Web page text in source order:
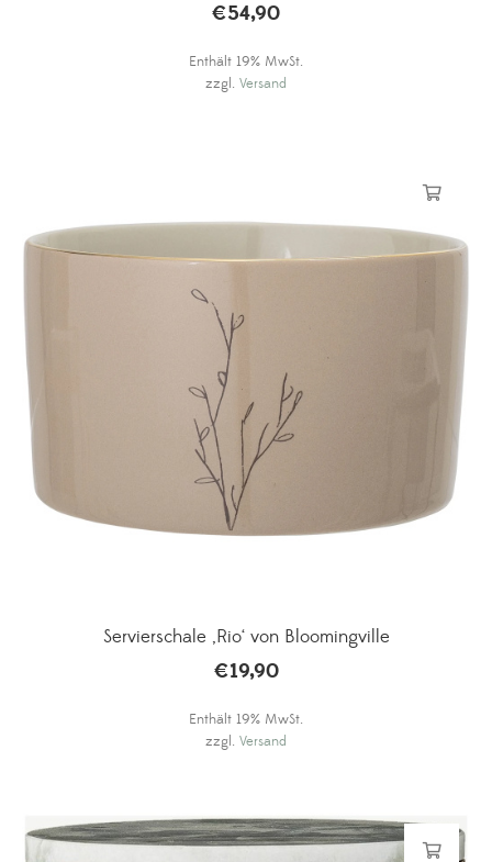
€54,90
Enthält 19% MwSt.
zzgl. Versand
Servierschale ‚Rio‘ von Bloomingville
€19,90
Enthält 19% MwSt.
zzgl. Versand